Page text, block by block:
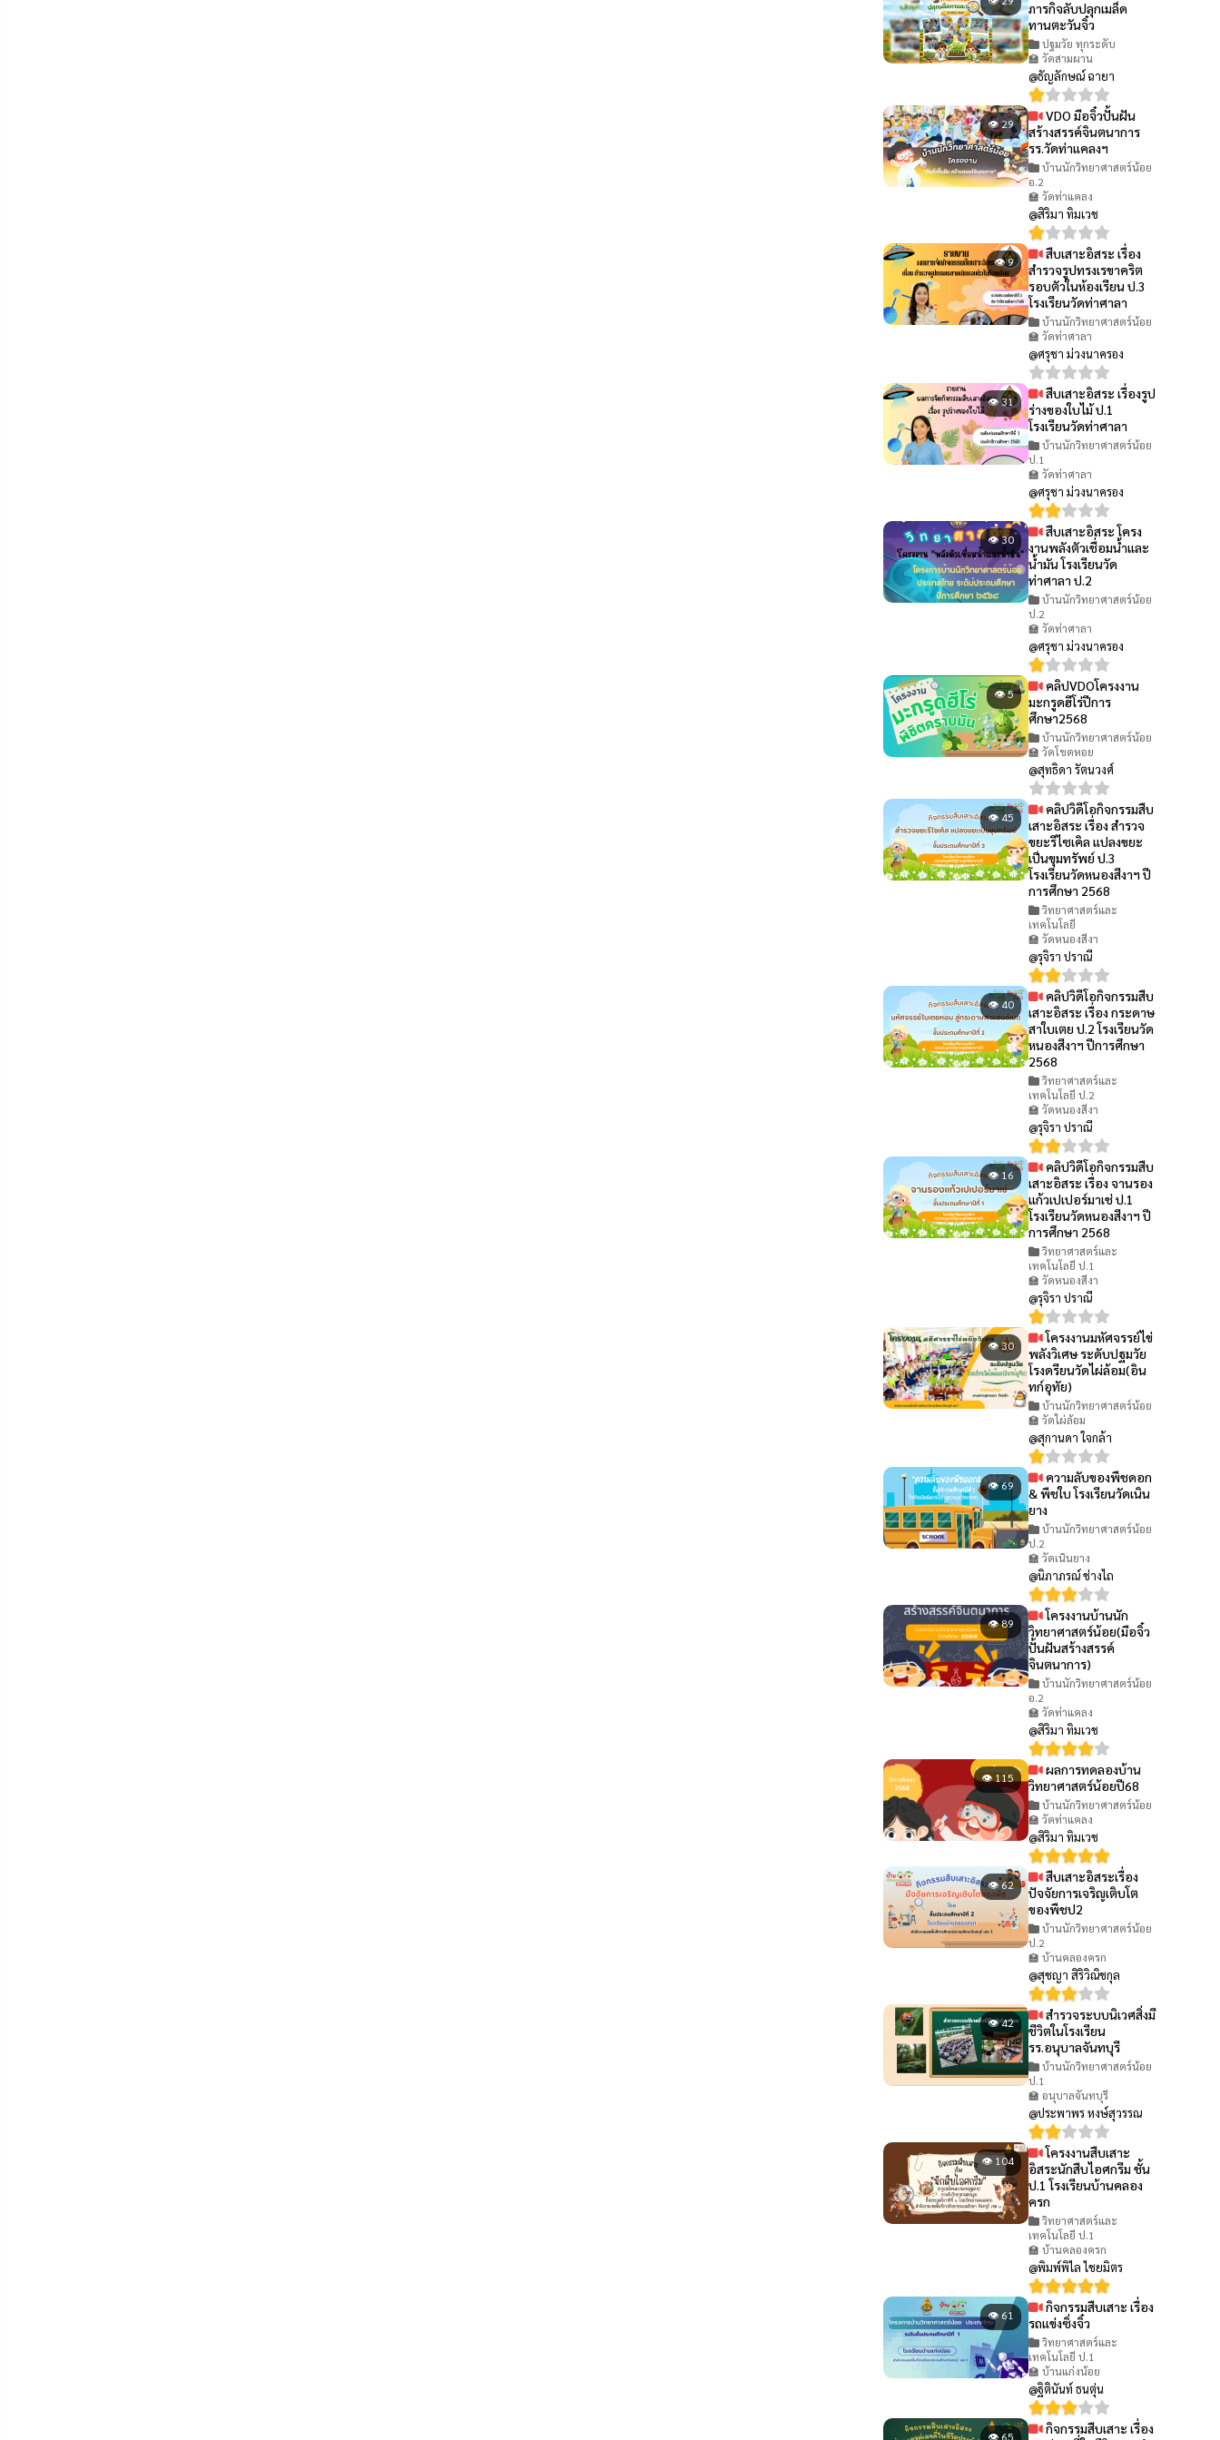
ภารกิจลับปลุกเมล็ด
ทานตะวันจิ๋ว
ปฐมวัย ทุกระดับ
🏫 วัดสามผาน
@ธัญลักษณ์ ฉายา
👁 29
VDO มือจิ๋วปั้นฝัน
สร้างสรรค์จินตนาการ
รร.วัดท่าแคลงฯ
บ้านนักวิทยาศาสตร์น้อย
อ.2
🏫 วัดท่าแคลง
@สิริมา ทิมเวช
👁 9
สืบเสาะอิสระ เรื่อง
สำรวจรูปทรงเรขาคริต
รอบตัวในห้องเรียน ป.3
โรงเรียนวัดท่าศาลา
บ้านนักวิทยาศาสตร์น้อย
🏫 วัดท่าศาลา
@ศรุชา ม่วงนาครอง
👁 31
สืบเสาะอิสระ เรื่องรูป
ร่างของใบไม้ ป.1
โรงเรียนวัดท่าศาลา
บ้านนักวิทยาศาสตร์น้อย
ป.1
🏫 วัดท่าศาลา
@ศรุชา ม่วงนาครอง
👁 30
สืบเสาะอิสระ โครง
งานพลังตัวเชื่อมน้ำและ
น้ำมัน โรงเรียนวัด
ท่าศาลา ป.2
บ้านนักวิทยาศาสตร์น้อย
ป.2
🏫 วัดท่าศาลา
@ศรุชา ม่วงนาครอง
👁 5
คลิปVDOโครงงาน
มะกรูดฮีโร่ปีการ
ศึกษา2568
บ้านนักวิทยาศาสตร์น้อย
🏫 วัดโขดหอย
@สุทธิดา รัตนวงศ์
👁 45
คลิปวิดีโอกิจกรรมสืบ
เสาะอิสระ เรื่อง สำรวจ
ขยะรีไซเคิล แปลงขยะ
เป็นขุมทรัพย์ ป.3
โรงเรียนวัดหนองสีงาฯ ปี
การศึกษา 2568
วิทยาศาสตร์และ
เทคโนโลยี
🏫 วัดหนองสีงา
@รุจิรา ปราณี
👁 40
คลิปวิดีโอกิจกรรมสืบ
เสาะอิสระ เรื่อง กระดาษ
สาใบเตย ป.2 โรงเรียนวัด
หนองสีงาฯ ปีการศึกษา
2568
วิทยาศาสตร์และ
เทคโนโลยี ป.2
🏫 วัดหนองสีงา
@รุจิรา ปราณี
👁 16
คลิปวิดีโอกิจกรรมสืบ
เสาะอิสระ เรื่อง จานรอง
แก้วเปเปอร์มาเช่ ป.1
โรงเรียนวัดหนองสีงาฯ ปี
การศึกษา 2568
วิทยาศาสตร์และ
เทคโนโลยี ป.1
🏫 วัดหนองสีงา
@รุจิรา ปราณี
👁 30
โครงงานมหัศจรรย์ไข่
พลังวิเศษ ระดับปฐมวัย
โรงดรียนวัดไผ่ล้อม(อิน
ทก์อุทัย)
บ้านนักวิทยาศาสตร์น้อย
🏫 วัดไผ่ล้อม
@สุกานดา ใจกล้า
👁 69
ความลับของพืชดอก
& พืชใบ โรงเรียนวัดเนิน
ยาง
บ้านนักวิทยาศาสตร์น้อย
ป.2
🏫 วัดเนินยาง
@นิภาภรณ์ ช่างไถ
👁 89
โครงงานบ้านนัก
วิทยาศาสตร์น้อย(มือจิ๋ว
ปั้นฝันสร้างสรรค์
จินตนาการ)
บ้านนักวิทยาศาสตร์น้อย
อ.2
🏫 วัดท่าแคลง
@สิริมา ทิมเวช
👁 115
ผลการทดลองบ้าน
วิทยาศาสตร์น้อยปี68
บ้านนักวิทยาศาสตร์น้อย
🏫 วัดท่าแคลง
@สิริมา ทิมเวช
👁 62
สืบเสาะอิสระเรื่อง
ปัจจัยการเจริญเติบโต
ของพืชป2
บ้านนักวิทยาศาสตร์น้อย
ป.2
🏫 บ้านคลองครก
@สุชญา สิริวิณิชกุล
👁 42
สำรวจระบบนิเวศสิ่งมี
ชีวิตในโรงเรียน
รร.อนุบาลจันทบุรี
บ้านนักวิทยาศาสตร์น้อย
ป.1
🏫 อนุบาลจันทบุรี
@ประพาพร หงษ์สุวรรณ
👁 104
โครงงานสืบเสาะ
อิสระนักสืบไอศกรีม ชั้น
ป.1 โรงเรียนบ้านคลอง
ครก
วิทยาศาสตร์และ
เทคโนโลยี ป.1
🏫 บ้านคลองครก
@พิมพ์พิไล ไชยมิตร
👁 61
กิจกรรมสืบเสาะ เรื่อง
รถแข่งซิ่งจิ๋ว
วิทยาศาสตร์และ
เทคโนโลยี ป.1
🏫 บ้านแก่งน้อย
@ฐิตินันท์ ธนตุ่น
👁 65
กิจกรรมสืบเสาะ เรื่อง